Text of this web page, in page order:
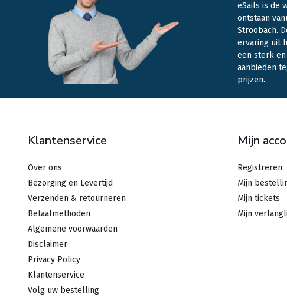
eSails is de
ontstaan
Stroobach.
ervaring uit
een sterk
aanbieden
prijzen.
Klantenservice
Over ons
Bezorging en Levertijd
Verzenden & retourneren
Betaalmethoden
Algemene voorwaarden
Disclaimer
Privacy Policy
Klantenservice
Volg uw bestelling
Mijn
Registreren
Mijn
Mijn tickets
Mijn